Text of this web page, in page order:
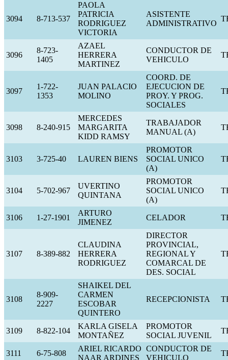
3094 8-713-537
PAOLA
PATRICIA
RODRIGUEZ
VICTORIA
ASISTENTE
ADMINISTRATIVO
3096
8-723-
1405
AZAEL
HERRERA
MARTINEZ
CONDUCTOR DE
VEHICULO
3097
1-722-
1353
JUAN PALACIO
MOLINO
COORD. DE
EJECUCION DE
PROY. Y PROG.
SOCIALES
3098 8-240-915
MERCEDES
MARGARITA
KIDD RAMSY
TRABAJADOR
MANUAL (A)
3103 3-725-40 LAUREN BIENS
PROMOTOR
SOCIAL UNICO
(A)
3104 5-702-967
UVERTINO
QUINTANA
PROMOTOR
SOCIAL UNICO
(A)
3106 1-27-1901
ARTURO
JIMENEZ
CELADOR
3107 8-389-882
CLAUDINA
HERRERA
RODRIGUEZ
DIRECTOR
PROVINCIAL,
REGIONAL Y
COMARCAL DE
DES. SOCIAL
3108
8-909-
2227
SHAIKEL DEL
CARMEN
ESCOBAR
QUINTERO
RECEPCIONISTA
3109 8-822-104
KARLA GISELA
MONTAÑEZ
PROMOTOR
SOCIAL JUVENIL
3111 6-75-808
ARIEL RICARDO
NAAR ARDINES
CONDUCTOR DE
VEHICULO